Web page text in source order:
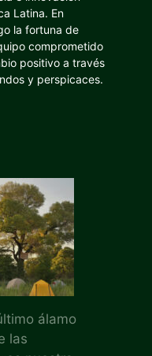
Latina. En
la fortuna de
comprometido
positivo a través
y perspicaces.
álamo
las